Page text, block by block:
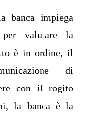
banca impiega
per valutare la
è in ordine, il
di
con il rogito
la banca è la